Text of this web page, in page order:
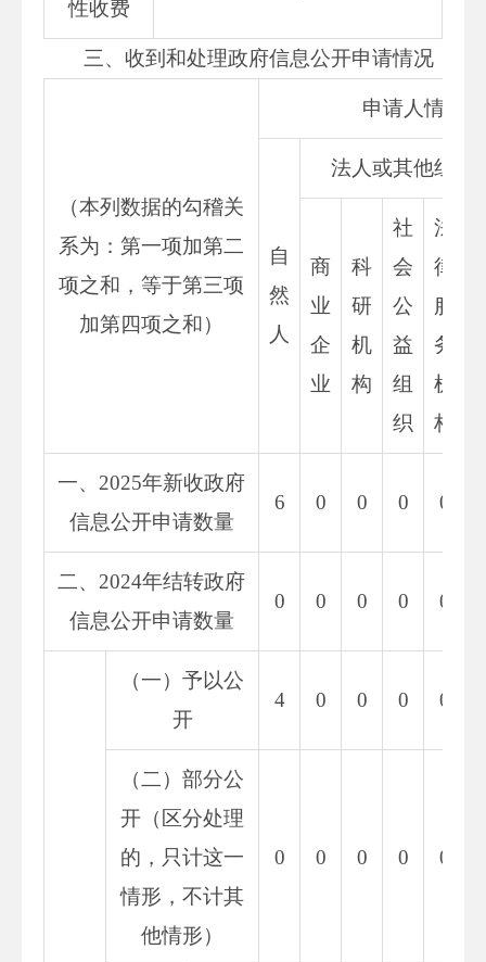
性收费
三、收到和处理政府信息公开申请情况
（本列数据的勾稽关
系为：第一项加第二
项之和，等于第三项
加第四项之和）
申请人情况
自
然
人
法人或其他组织
商
业
企
业
科
研
机
构
社
会
公
益
组
织
法
律
服
务
机
构
一、2025年新收政府
信息公开申请数量
6 0 0 0 0
二、2024年结转政府
信息公开申请数量
0 0 0 0 0
（一）予以公
开
4 0 0 0 0
（二）部分公
开（区分处理
的，只计这一
情形，不计其
他情形）
0 0 0 0 0